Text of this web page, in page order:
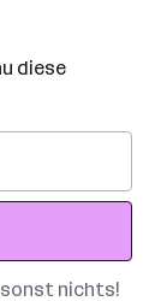
diese
sonst nichts!